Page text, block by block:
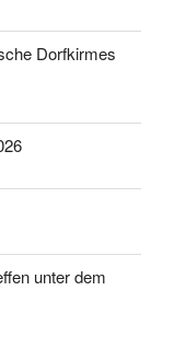
Dorfkirmes
unter dem